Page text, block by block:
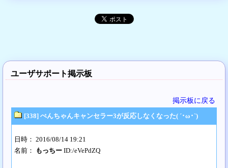
ユーザサポート掲示板
掲示板に戻る
[338] ぺんちゃんキャンセラー3が反応しなくなった( ´･ω･`)
日時： 2016/08/14 19:21
名前：
もっちー ID:/eVePdZQ